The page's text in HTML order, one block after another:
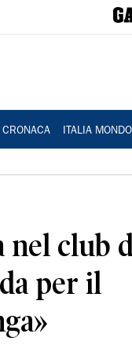
CRONACA ITALIA MONDO
nel club
per il